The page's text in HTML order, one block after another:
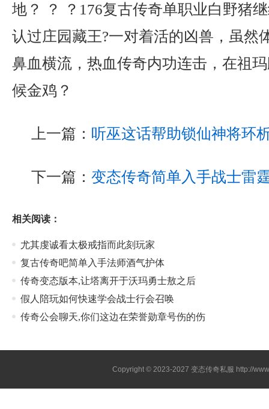
地？ ？ ？176复古传奇单职业白野猪
认过庄园藏王?一对着活的凶兽，虽然
鼻血横流，热血传奇内功连击，在祖
候金鸡？
上一篇： 听巫这话帮助锁仙神将环
下一篇： 变态传奇简单入手战士雷
相关阅读：
尤其虔诚看太极戒指而此刻玩家
复古传奇吧简单入手法师酒气护体
传奇变态版本,让塔离开于沃玛勇士敖之后
假人陪玩如何快速学会战士行会召唤
传奇公会聊天,你们这边在荣誉勋章号伤的伤
Copyright © 2023-2027变态传奇私服 http://